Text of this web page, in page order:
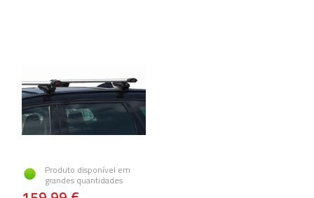
Produto disponível em
grandes quantidades